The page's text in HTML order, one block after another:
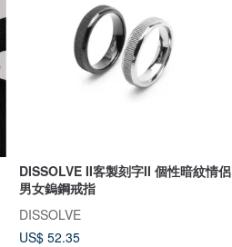
DISSOLVE II客製刻字II 個性暗紋情侶
男女鎢鋼戒指
DISSOLVE
US$ 52.35